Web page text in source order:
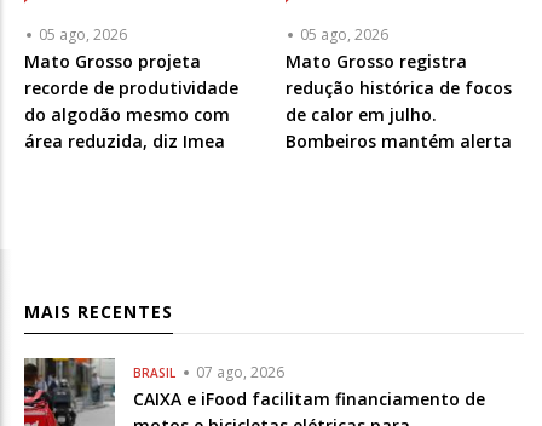
05 ago, 2026
Mato Grosso projeta
recorde de produtividade
do algodão mesmo com
área reduzida, diz Imea
05 ago, 2026
Mato Grosso registra
redução histórica de focos
de calor em julho.
Bombeiros mantém alerta
MAIS RECENTES
BRASIL 07 ago, 2026
CAIXA e iFood facilitam financiamento de